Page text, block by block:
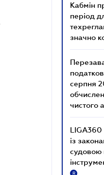
Кабмін
період
значно
серпня
чистого
LIGA360
із
судовою
R